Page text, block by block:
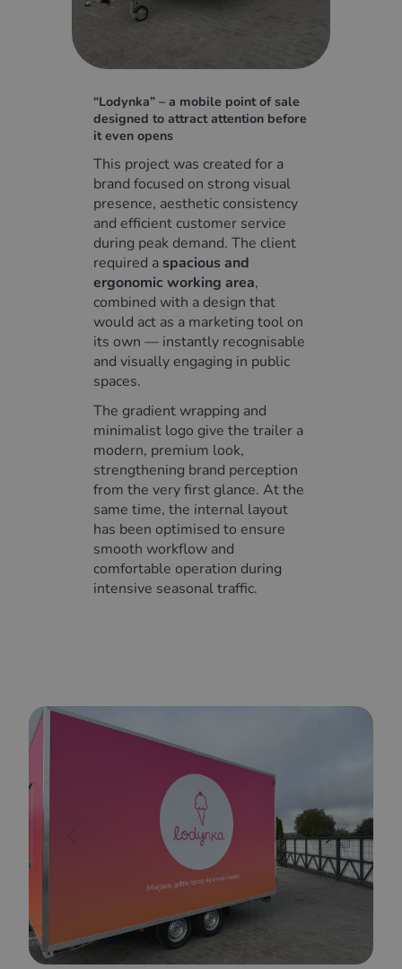
“Lodynka” – a mobile point of sale
designed to attract attention before
it even opens
This project was created for a
brand focused on strong visual
presence, aesthetic consistency
and efficient customer service
during peak demand. The client
required aspacious and
ergonomic working area,
combined with a design that
would act as a marketing tool on
its own — instantly recognisable
and visually engaging in public
spaces.
The gradient wrapping and
minimalist logo give the trailer a
modern, premium look,
strengthening brand perception
from the very first glance. At the
same time, the internal layout
has been optimised to ensure
smooth workflow and
comfortable operation during
intensive seasonal traffic.